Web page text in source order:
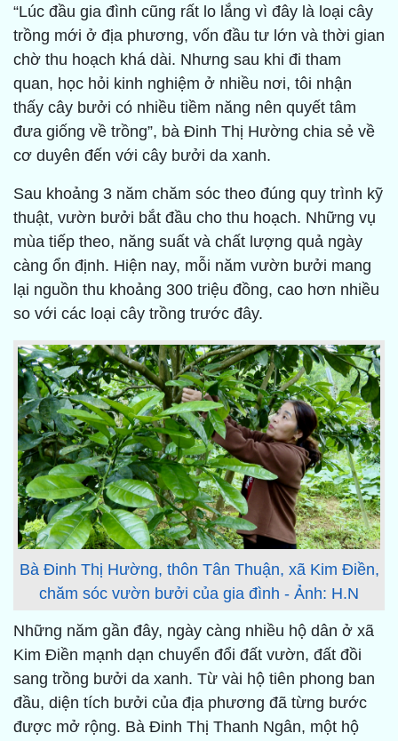
“Lúc đầu gia đình cũng rất lo lắng vì đây là loại cây
trồng mới ở địa phương, vốn đầu tư lớn và thời gian
chờ thu hoạch khá dài. Nhưng sau khi đi tham
quan, học hỏi kinh nghiệm ở nhiều nơi, tôi nhận
thấy cây bưởi có nhiều tiềm năng nên quyết tâm
đưa giống về trồng”, bà Đinh Thị Hường chia sẻ về
cơ duyên đến với cây bưởi da xanh.
Sau khoảng 3 năm chăm sóc theo đúng quy trình kỹ
thuật, vườn bưởi bắt đầu cho thu hoạch. Những vụ
mùa tiếp theo, năng suất và chất lượng quả ngày
càng ổn định. Hiện nay, mỗi năm vườn bưởi mang
lại nguồn thu khoảng 300 triệu đồng, cao hơn nhiều
so với các loại cây trồng trước đây.
Bà Đinh Thị Hường, thôn Tân Thuận, xã Kim Điền,
chăm sóc vườn bưởi của gia đình - Ảnh: H.N
Những năm gần đây, ngày càng nhiều hộ dân ở xã
Kim Điền mạnh dạn chuyển đổi đất vườn, đất đồi
sang trồng bưởi da xanh. Từ vài hộ tiên phong ban
đầu, diện tích bưởi của địa phương đã từng bước
được mở rộng. Bà Đinh Thị Thanh Ngân, một hộ